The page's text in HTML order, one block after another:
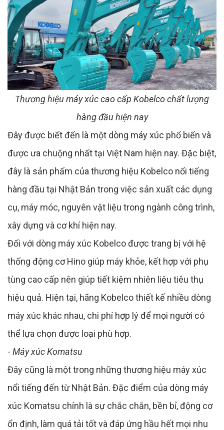
Thương hiệu máy xúc cao cấp Kobelco chất lượng
hàng đầu hiện nay
Đây được biết đến là một dòng máy xúc phổ biến và
được ưa chuộng nhất tại Việt Nam hiện nay. Đặc biệt,
đây là sản phẩm của thương hiệu Kobelco nổi tiếng
hàng đầu tại Nhật Bản trong việc sản xuất các dụng
cụ, máy móc, nguyên vật liệu trong ngành công trình,
xây dựng và cơ khí hiện nay.
Đối với dòng máy xúc Kobelco được trang bị với hệ
thống động cơ Hino giúp máy khỏe, kết hợp với phụ
tùng cao cấp nên giúp tiết kiệm nhiên liệu tiêu thụ
hiệu quả. Hiện tại, hãng Kobelco thiết kế nhiều dòng
máy xúc khác nhau, chi phí hợp lý để mọi người có
thể lựa chọn được loại phù hợp.
- Máy xúc Komatsu
Đây cũng là một trong những thương hiệu máy xúc
nổi tiếng đến từ Nhật Bản. Đặc điểm của dòng máy
xúc Komatsu chính là sự chắc chắn, bền bỉ, động cơ
ổn định, làm quá tải tốt và đáp ứng hầu hết mọi nhu